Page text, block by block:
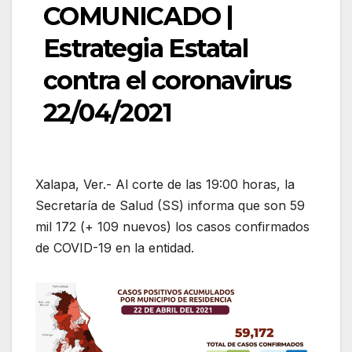
COMUNICADO |
Estrategia Estatal
contra el coronavirus
22/04/2021
Xalapa, Ver.- Al corte de las 19:00 horas, la
Secretaría de Salud (SS) informa que son 59
mil 172 (+ 109 nuevos) los casos confirmados
de COVID-19 en la entidad.